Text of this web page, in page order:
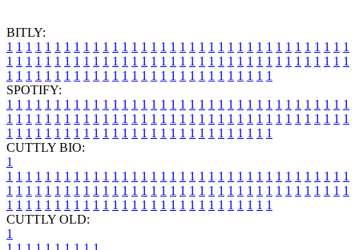
BITLY:
1 1 1 1 1 1 1 1 1 1 1 1 1 1 1 1 1 1 1 1 1 1 1 1 1 1 1 1 1 1 1 1 1 1 1 1
1 1 1 1 1 1 1 1 1 1 1 1 1 1 1 1 1 1 1 1 1 1 1 1 1 1 1 1 1 1 1 1 1 1 1 1
1 1 1 1 1 1 1 1 1 1 1 1 1 1 1 1 1 1 1 1 1 1 1 1 1 1 1 1
SPOTIFY:
1 1 1 1 1 1 1 1 1 1 1 1 1 1 1 1 1 1 1 1 1 1 1 1 1 1 1 1 1 1 1 1 1 1 1 1
1 1 1 1 1 1 1 1 1 1 1 1 1 1 1 1 1 1 1 1 1 1 1 1 1 1 1 1 1 1 1 1 1 1 1 1
1 1 1 1 1 1 1 1 1 1 1 1 1 1 1 1 1 1 1 1 1 1 1 1 1 1 1 1
CUTTLY BIO:
1
1 1 1 1 1 1 1 1 1 1 1 1 1 1 1 1 1 1 1 1 1 1 1 1 1 1 1 1 1 1 1 1 1 1 1 1
1 1 1 1 1 1 1 1 1 1 1 1 1 1 1 1 1 1 1 1 1 1 1 1 1 1 1 1 1 1 1 1 1 1 1 1
1 1 1 1 1 1 1 1 1 1 1 1 1 1 1 1 1 1 1 1 1 1 1 1 1 1 1 1
CUTTLY OLD:
1